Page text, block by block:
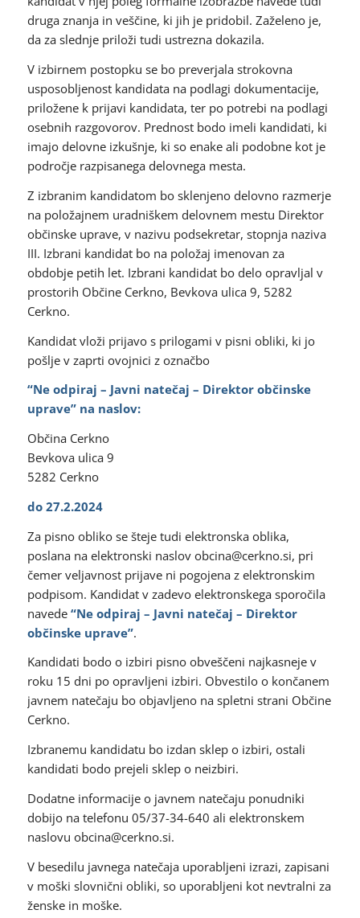
druga znanja in veščine, ki jih je pridobil. Zaželeno je,
da za slednje priloži tudi ustrezna dokazila.
V izbirnem postopku se bo preverjala strokovna
usposobljenost kandidata na podlagi dokumentacije,
priložene k prijavi kandidata, ter po potrebi na podlagi
osebnih razgovorov. Prednost bodo imeli kandidati, ki
imajo delovne izkušnje, ki so enake ali podobne kot je
področje razpisanega delovnega mesta.
Z izbranim kandidatom bo sklenjeno delovno razmerje
na položajnem uradniškem delovnem mestu Direktor
občinske uprave, v nazivu podsekretar, stopnja naziva
III. Izbrani kandidat bo na položaj imenovan za
obdobje petih let. Izbrani kandidat bo delo opravljal v
prostorih Občine Cerkno, Bevkova ulica 9, 5282
Cerkno.
Kandidat vloži prijavo s prilogami v pisni obliki, ki jo
pošlje v zaprti ovojnici z označbo
“Ne odpiraj – Javni natečaj – Direktor občinske
uprave” na naslov:
Občina Cerkno
Bevkova ulica 9
5282 Cerkno
do 27.2.2024
Za pisno obliko se šteje tudi elektronska oblika,
poslana na elektronski naslov obcina@cerkno.si, pri
čemer veljavnost prijave ni pogojena z elektronskim
podpisom. Kandidat v zadevo elektronskega sporočila
navede “Ne odpiraj – Javni natečaj – Direktor
občinske uprave”.
Kandidati bodo o izbiri pisno obveščeni najkasneje v
roku 15 dni po opravljeni izbiri. Obvestilo o končanem
javnem natečaju bo objavljeno na spletni strani Občine
Cerkno.
Izbranemu kandidatu bo izdan sklep o izbiri, ostali
kandidati bodo prejeli sklep o neizbiri.
Dodatne informacije o javnem natečaju ponudniki
dobijo na telefonu 05/37-34-640 ali elektronskem
naslovu obcina@cerkno.si.
V besedilu javnega natečaja uporabljeni izrazi, zapisani
v moški slovnični obliki, so uporabljeni kot nevtralni za
ženske in moške.